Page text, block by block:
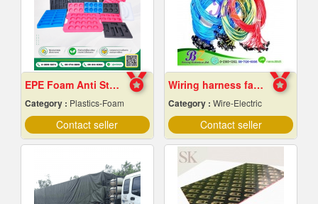
EPE Foam Anti Static
Category : Plastics-Foam
Contact seller
Wiring harness factory
Category : Wire-Electric
Contact seller